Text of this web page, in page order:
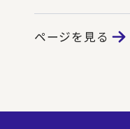
ページを見る